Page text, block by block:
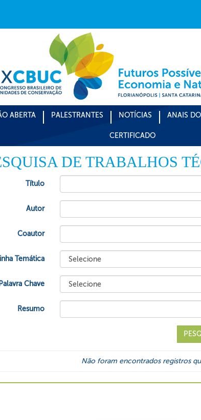
ABERTA PALESTRANTES NOTÍCIAS ANAIS
CERTIFICADO
DE TRABALHOS
Título
Autor
Coautor
Temática
Palavra Chave
Resumo
Não foram encontrados registros